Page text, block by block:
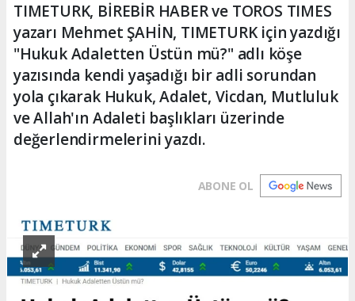
TIMETURK, BİREBİR HABER ve TOROS TIMES
yazarı Mehmet ŞAHİN, TIMETURK için yazdığı
"Hukuk Adaletten Üstün mü?" adlı köşe
yazısında kendi yaşadığı bir adli sorundan
yola çıkarak Hukuk, Adalet, Vicdan, Mutluluk
ve Allah'ın Adaleti başlıkları üzerinde
değerlendirmelerini yazdı.
ABONE OL